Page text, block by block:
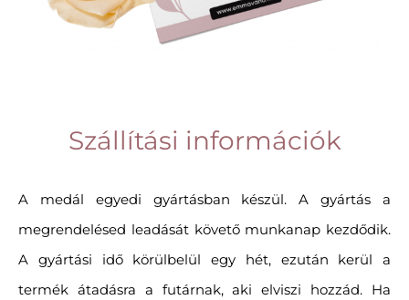
Szállítási információk
A medál egyedi gyártásban készül. A gyártás a
megrendelésed leadását követő munkanap kezdődik.
A gyártási idő körülbelül egy hét, ezután kerül a
termék átadásra a futárnak, aki elviszi hozzád. Ha